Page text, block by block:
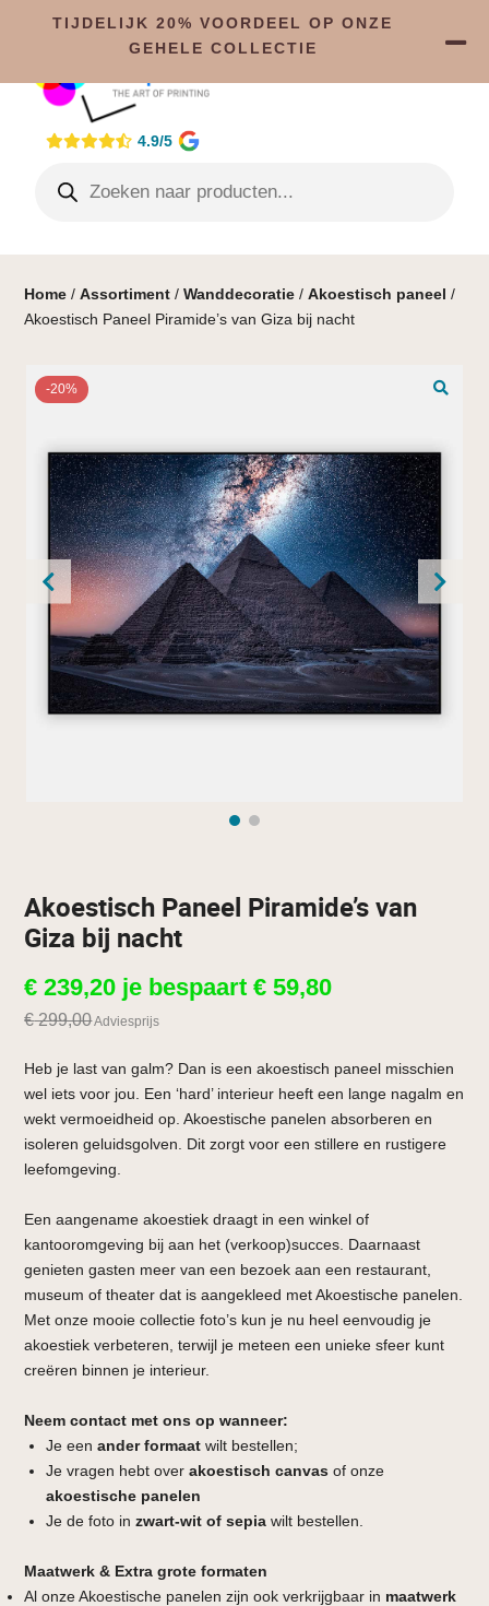
4.9/5
Home /Assortiment /Wanddecoratie /Akoestisch paneel /
Akoestisch Paneel Piramide’s van Giza bij nacht
-20%
Akoestisch Paneel Piramide’s van
Giza bij nacht
€ 239,20 je bespaart€ 59,80
€299,00Adviesprijs
Heb je last van galm? Dan is een akoestisch paneel misschien
wel iets voor jou. Een ‘hard’ interieur heeft een lange nagalm en
wekt vermoeidheid op. Akoestische panelen absorberen en
isoleren geluidsgolven. Dit zorgt voor een stillere en rustigere
leefomgeving.
Een aangename akoestiek draagt in een winkel of
kantooromgeving bij aan het (verkoop)succes. Daarnaast
genieten gasten meer van een bezoek aan een restaurant,
museum of theater dat is aangekleed met Akoestische panelen.
Met onze mooie collectie foto’s kun je nu heel eenvoudig je
akoestiek verbeteren, terwijl je meteen een unieke sfeer kunt
creëren binnen je interieur.
Neem contact met ons op wanneer:
Je eenander formaat wilt bestellen;
Je vragen hebt overakoestisch canvas of onze
akoestische panelen
Je de foto inzwart-wit of sepiawilt bestellen.
Maatwerk & Extra grote formaten
Al onze Akoestische panelen zijn ook verkrijgbaar in maatwerk
TIJDELIJK 20% VOORDEEL OP ONZE
GEHELE COLLECTIE